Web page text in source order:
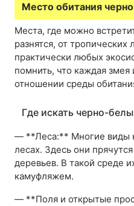
Место обитания
Места, где можно
разнятся, от тропических
практически любых
помнить, что каждая
отношении среды
Где искать черно-
— **Леса:** Многие виды
лесах. Здесь они
деревьев. В такой среде
камуфляжем.
— **Поля и открытые